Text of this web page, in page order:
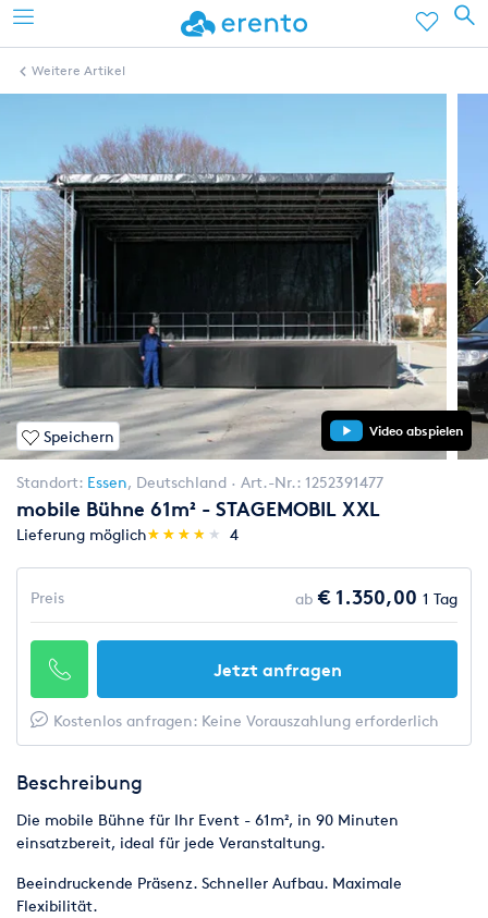
Weitere Artikel
Speichern Video abspielen
Standort: Essen, Deutschland Art.-Nr.: 1252391477
mobile Bühne 61m² - STAGEMOBIL XXL
Lieferung möglich(*)
★
★
(*)★
★
(*) ★
★
(*) ★
★
( ) ★
★ 4
Preis ab € 1.350,00 1 Tag
Jetzt anfragen
Kostenlos anfragen: Keine Vorauszahlung erforderlich
Beschreibung
Die mobile Bühne für Ihr Event - 61m², in 90 Minuten
einsatzbereit, ideal für jede Veranstaltung.
Beeindruckende Präsenz. Schneller Aufbau. Maximale
Flexibilität.